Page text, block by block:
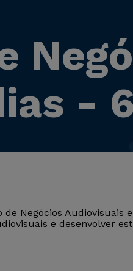
-
de Negócios Audiovisuais
e desenvolver